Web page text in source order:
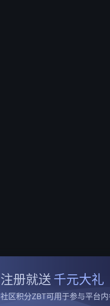
注册就送 千元大礼
社区积分ZBT可用于参与平台